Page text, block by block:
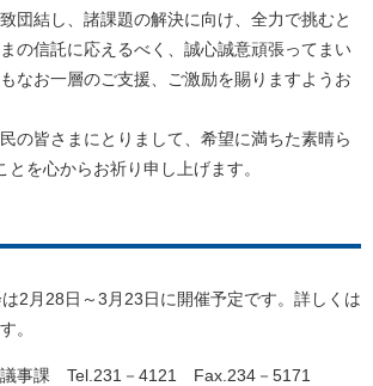
団結し、諸課題の解決に向け、全力で挑むと
の信託に応えるべく、誠心誠意頑張ってまい
なお一層のご支援、ご激励を賜りますようお
の皆さまにとりまして、希望に満ちた素晴ら
とを心からお祈り申し上げます。
2月28日～3月23日に開催予定です。詳しくは
。
事課 Tel.231－4121 Fax.234－5171